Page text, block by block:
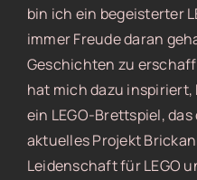
bin ich ein begeisterter
immer Freude daran
Geschichten zu
hat mich dazu
ein LEGO-Brettspiel,
aktuelles Projekt
Leidenschaft für LEGO